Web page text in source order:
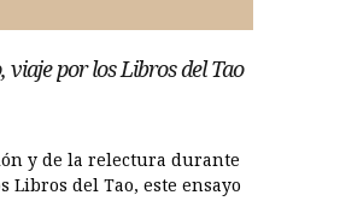
viaje por los Libros del Tao
y de la relectura durante
Libros del Tao, este ensayo